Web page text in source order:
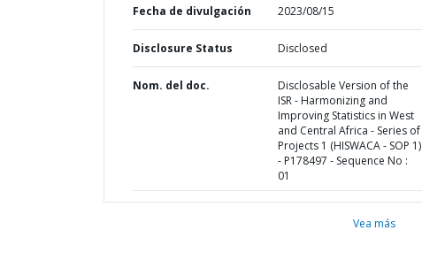
Fecha de divulgación 2023/08/15
Disclosure Status Disclosed
Nom. del doc.
Disclosable Version of the
ISR - Harmonizing and
Improving Statistics in West
and Central Africa - Series of
Projects 1 (HISWACA - SOP 1)
- P178497 - Sequence No :
01
Vea más